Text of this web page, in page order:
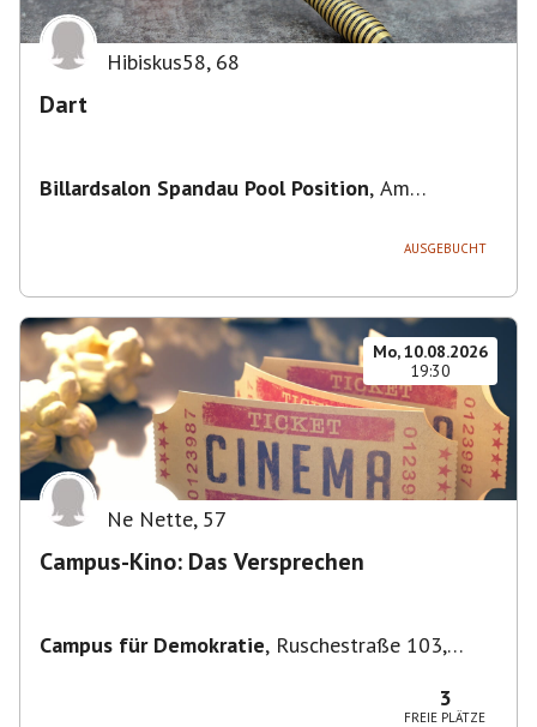
Hibiskus58, 68
Dart
Billardsalon Spandau Pool Position, Am
AUSGEBUCHT
Mo, 10.08.2026
19:30
Ne Nette, 57
Campus-Kino: Das Versprechen
Campus für Demokratie, Ruschestraße 103,
3
FREIE PLÄTZE